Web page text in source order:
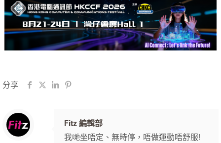
分享
Fitz 編輯部
我哋坐唔定、無時停，唔做運動唔舒服!